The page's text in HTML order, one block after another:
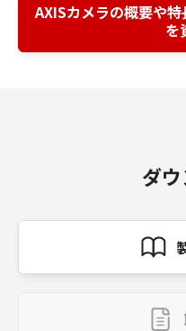
AXISカメラの概要や
を
ダ